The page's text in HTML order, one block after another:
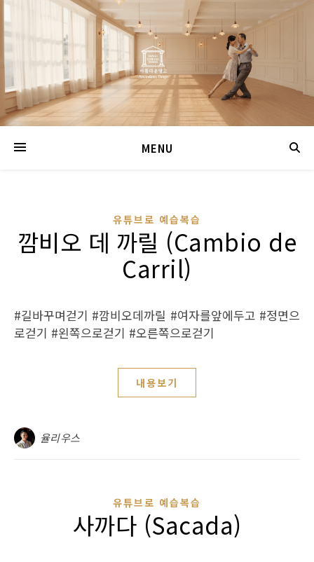
MENU
유튜브로 예습복습
깜비오 데 까릴 (Cambio de
Carril)
#길바꾸며걷기 #깜비오데까릴 #여자를앞에두고 #정면으
로걷기 #왼쪽으로걷기 #오른쪽으로걷기
내용보기
율리우스
유튜브로 예습복습
사까다 (Sacada)